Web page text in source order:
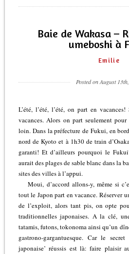
Baie de Wakasa –
umeboshi à
Emilie
Posted on August
L’été, l’été, l’été, on part en vacances! Sauf lorsqu’on n’a pas de
vacances. Alors on part seulement
loin. Dans la préfecture de Fukui, en
nord de Kyoto et à 1h30 de train
garanti! Et d’ailleurs pourquoi le
aurait des plages de sable blanc dans la
sites des villes à l’appui.
Moui, d’accord allons-y, même si
tout le Japon part en vacance. Réserver
de l’exploit, alors tant pis, on opte
traditionnelles japonaises. A la clé,
tatamis, futons, tokonoma ainsi qu’un
gastrono-gargantuesque. Car le
japonaise’ réussis est là: faire plaisir